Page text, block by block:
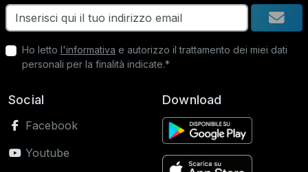
Ho letto l'informativa e autorizzo il trattamento dei miei dati
personali per la finalità indicate.*
Social
Facebook
Youtube
Download